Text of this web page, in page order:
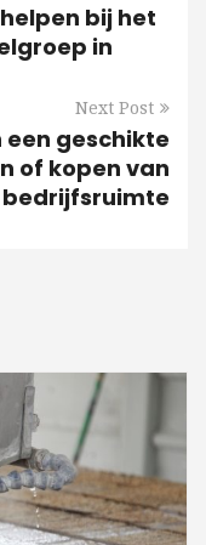
bij het
in
Next Post
geschikte
of kopen van
bedrijfsruimte